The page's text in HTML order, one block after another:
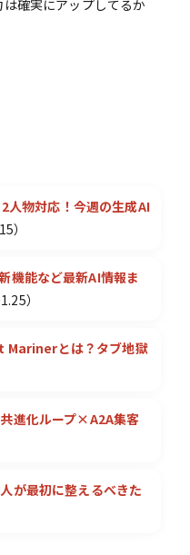
確実にアップしてるか
人物対応！今週の生成AI
）
能など最新AI情報ま
）
Marinerとは？タブ地獄
進化ループ×A2A集客
が最初に整えるべきた